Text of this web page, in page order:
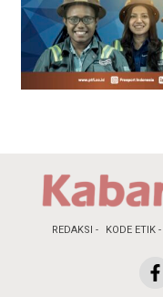
REDAKSI KODE ETIK